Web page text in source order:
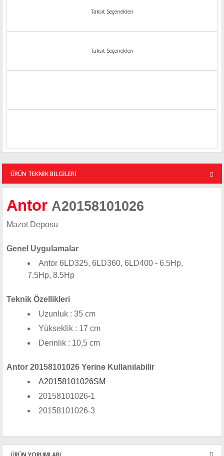
Taksit Seçenekleri
Taksit Seçenekleri
ÜRÜN TEKNİK BİLGİLERİ
Antor A20158101026
Mazot Deposu
Genel Uygulamalar
Antor 6LD325, 6LD360, 6LD400 - 6.5Hp,
7.5Hp, 8.5Hp
Teknik Özellikleri
Uzunluk : 35 cm
Yükseklik : 17 cm
Derinlik : 10,5 cm
Antor 20158101026 Yerine Kullanılabilir
A20158101026SM
20158101026-1
20158101026-3
ÜRÜN YORUMLARI